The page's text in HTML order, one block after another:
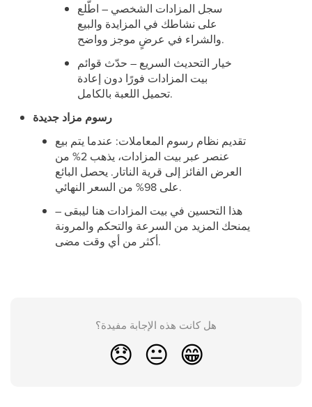
سجل المزادات الشخصي – اطّلع
على نشاطك في المزايدة والبيع
والشراء في عرضٍ موجز وواضح.
خيار التحديث السريع – حدّث قوائم
بيت المزادات فورًا دون إعادة
تحميل اللعبة بالكامل.
رسوم مزاد جديدة
تقديم نظام رسوم المعاملات: عندما يتم بيع
عنصر عبر بيت المزادات، يذهب 2% من
العرض الفائز إلى قرية الناتار. يحصل البائع
على 98% من السعر النهائي.
هذا التحسين في بيت المزادات هنا ليبقى –
يمنحك المزيد من السرعة والتحكم والمرونة
أكثر من أي وقت مضى.
هل كانت هذه الإجابة مفيدة؟
😞 😐 😁